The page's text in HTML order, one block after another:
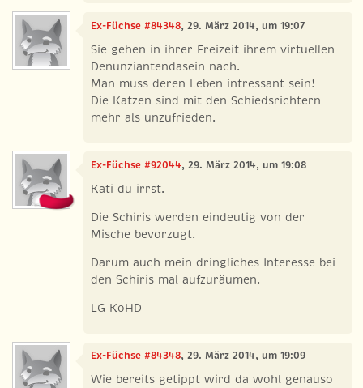
Ex-Füchse #84348, 29. März 2014, um 19:07
Sie gehen in ihrer Freizeit ihrem virtuellen
Denunziantendasein nach.
Man muss deren Leben intressant sein!
Die Katzen sind mit den Schiedsrichtern
mehr als unzufrieden.
Ex-Füchse #92044, 29. März 2014, um 19:08
Kati du irrst.
Die Schiris werden eindeutig von der
Mische bevorzugt.
Darum auch mein dringliches Interesse bei
den Schiris mal aufzuräumen.
LG KoHD
Ex-Füchse #84348, 29. März 2014, um 19:09
Wie bereits getippt wird da wohl genauso